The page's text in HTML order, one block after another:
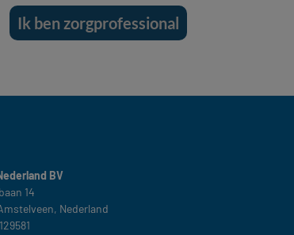
Ik ben zorgprofessional
BV
14​
Amstelveen, Nederland​